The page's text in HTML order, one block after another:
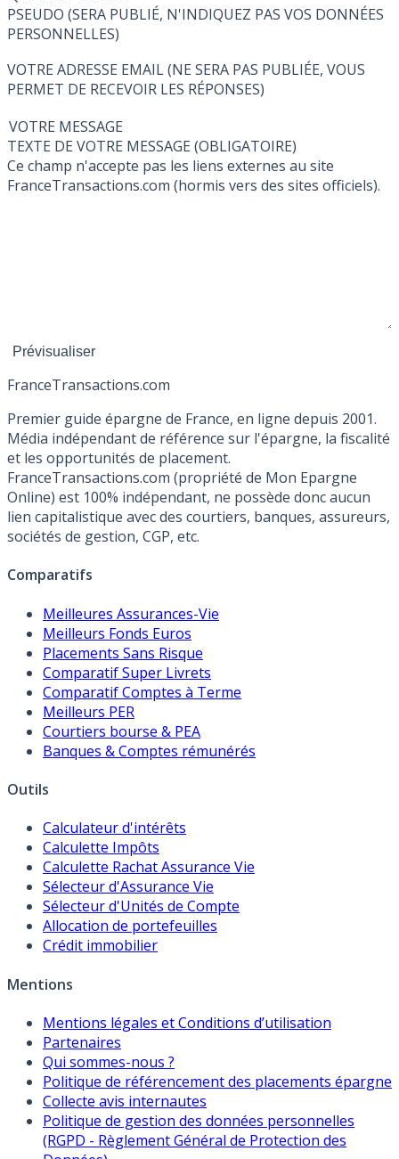
PSEUDO (SERA PUBLIÉ, N'INDIQUEZ PAS VOS DONNÉES
PERSONNELLES)
VOTRE ADRESSE EMAIL (NE SERA PAS PUBLIÉE, VOUS
PERMET DE RECEVOIR LES RÉPONSES)
VOTRE MESSAGE
TEXTE DE VOTRE MESSAGE (OBLIGATOIRE)
Ce champ n'accepte pas les liens externes au site
FranceTransactions.com (hormis vers des sites officiels).
FranceTransactions.com
Premier guide épargne de France, en ligne depuis 2001.
Média indépendant de référence sur l'épargne, la fiscalité
et les opportunités de placement.
FranceTransactions.com (propriété de Mon Epargne
Online) est 100% indépendant, ne possède donc aucun
lien capitalistique avec des courtiers, banques, assureurs,
sociétés de gestion, CGP, etc.
Comparatifs
Meilleures Assurances-Vie
Meilleurs Fonds Euros
Placements Sans Risque
Comparatif Super Livrets
Comparatif Comptes à Terme
Meilleurs PER
Courtiers bourse & PEA
Banques & Comptes rémunérés
Outils
Calculateur d'intérêts
Calculette Impôts
Calculette Rachat Assurance Vie
Sélecteur d'Assurance Vie
Sélecteur d'Unités de Compte
Allocation de portefeuilles
Crédit immobilier
Mentions
Mentions légales et Conditions d’utilisation
Partenaires
Qui sommes-nous ?
Politique de référencement des placements épargne
Collecte avis internautes
Politique de gestion des données personnelles
(RGPD - Règlement Général de Protection des